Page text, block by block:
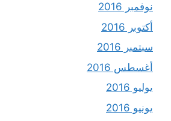
نوفمبر 2016
أكتوبر 2016
سبتمبر 2016
أغسطس 2016
يوليو 2016
يونيو 2016